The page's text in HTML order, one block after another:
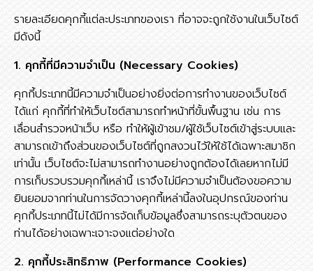
รายละเอียดคุกกี้แต่ละประเภทของเรา ที่อาจจะถูกใช้งานในเว็บไซต์
มีดังนี้
1. คุกกี้ที่มีความจำเป็น (Necessary Cookies)
คุกกี้ประเภทนี้มีความจำเป็นอย่างยิ่งต่อการทำงานของเว็บไซต์
ได้แก่ คุกกี้ที่ทำให้เว็บไซต์สามารถทำหน้าที่ขั้นพื้นฐาน เช่น การ
เลื่อนสำรวจหน้าเว็บ หรือ ทำให้ผู้เข้าชม/ผู้ใช้เว็บไซต์เข้าสู่ระบบและ
สามารถเข้าถึงส่วนของเว็บไซต์ที่ถูกสงวนไว้ให้ใช้ได้เฉพาะสมาชิก
เท่านั้น เว็บไซต์จะไม่สามารถทำงานอย่างถูกต้องได้เลยหากไม่มี
การเก็บรวบรวมคุกกี้เหล่านี้ เราจึงไม่มีความจำเป็นต้องขอความ
ยินยอมจากท่านในการจัดวางคุกกี้เหล่านี้ลงในอุปกรณ์ของท่าน
คุกกี้ประเภทนี้ไม่ได้มีการจัดเก็บข้อมูลซึ่งสามารถระบุตัวตนของ
ท่านได้อย่างเฉพาะเจาะจงแต่อย่างใด
2. คุกกี้ประสิทธิภาพ (Performance Cookies)